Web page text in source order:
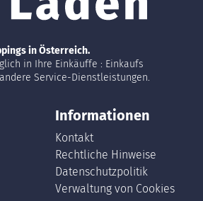
in Österreich.
in Ihre Einkäuffe : Einkaufs
Service-Dienstleistungen.
Informationen
Kontakt
Rechtliche Hinweise
Datenschutzpolitik
Verwaltung von Cookies